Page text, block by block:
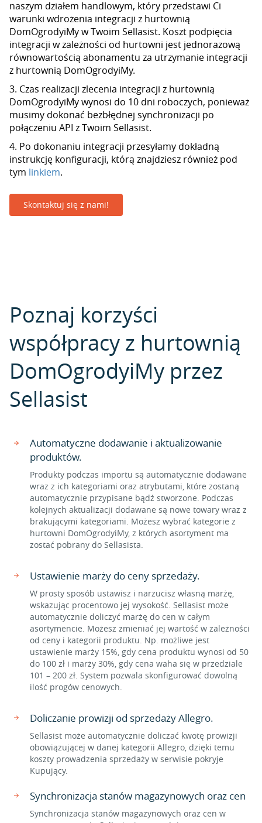
naszym działem handlowym, który przedstawi Ci
warunki wdrożenia integracji z hurtownią
DomOgrodyiMy w Twoim Sellasist. Koszt podpięcia
integracji w zależności od hurtowni jest jednorazową
równowartością abonamentu za utrzymanie integracji
z hurtownią DomOgrodyiMy.
3. Czas realizacji zlecenia integracji z hurtownią
DomOgrodyiMy wynosi do 10 dni roboczych, ponieważ
musimy dokonać bezbłędnej synchronizacji po
połączeniu API z Twoim Sellasist.
4. Po dokonaniu integracji przesyłamy dokładną
instrukcję konfiguracji, którą znajdziesz również pod
tym linkiem.
Skontaktuj się z nami!
Poznaj korzyści
współpracy z hurtownią
DomOgrodyiMy przez
Sellasist
Automatyczne dodawanie i aktualizowanie
produktów.
Produkty podczas importu są automatycznie dodawane
wraz z ich kategoriami oraz atrybutami, które zostaną
automatycznie przypisane bądź stworzone. Podczas
kolejnych aktualizacji dodawane są nowe towary wraz z
brakującymi kategoriami. Możesz wybrać kategorie z
hurtowni DomOgrodyiMy, z których asortyment ma
zostać pobrany do Sellasista.
Ustawienie marży do ceny sprzedaży.
W prosty sposób ustawisz i narzucisz własną marżę,
wskazując procentowo jej wysokość. Sellasist może
automatycznie doliczyć marżę do cen w całym
asortymencie. Możesz zmieniać jej wartość w zależności
od ceny i kategorii produktu. Np. możliwe jest
ustawienie marży 15%, gdy cena produktu wynosi od 50
do 100 zł i marży 30%, gdy cena waha się w przedziale
101 – 200 zł. System pozwala skonfigurować dowolną
ilość progów cenowych.
Doliczanie prowizji od sprzedaży Allegro.
Sellasist może automatycznie doliczać kwotę prowizji
obowiązującej w danej kategorii Allegro, dzięki temu
koszty prowadzenia sprzedaży w serwisie pokryje
Kupujący.
Synchronizacja stanów magazynowych oraz cen
Synchronizacja stanów magazynowych oraz cen w